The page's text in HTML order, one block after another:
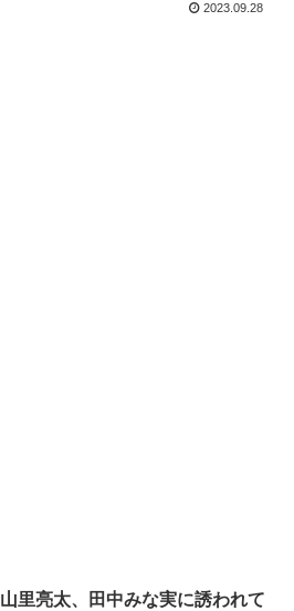
2023.09.28
山里亮太、田中みな実に誘われて